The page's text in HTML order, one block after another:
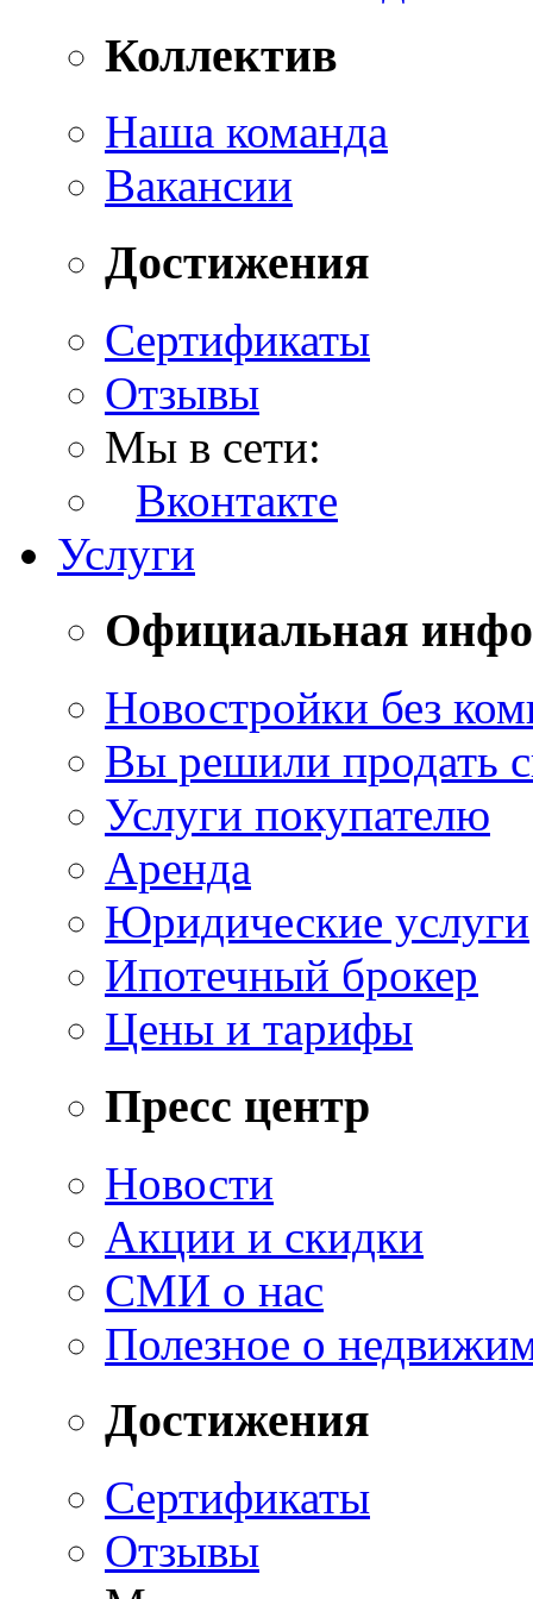
Коллектив
Наша команда
Вакансии
Достижения
Сертификаты
Отзывы
Мы в сети:
Вконтакте
Услуги
Официальная
Новостройки без
Вы решили продать
Услуги покупателю
Аренда
Юридические услуги
Ипотечный брокер
Цены и тарифы
Пресс центр
Новости
Акции и скидки
СМИ о нас
Полезное о
Достижения
Сертификаты
Отзывы